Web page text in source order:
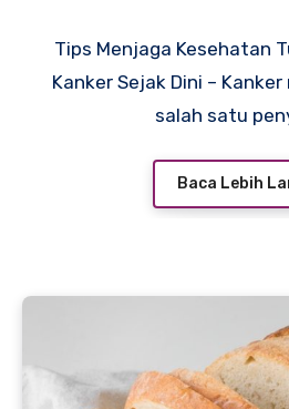
Tips Menjaga Kesehatan
Kanker Sejak Dini –
salah satu
Baca Lebih